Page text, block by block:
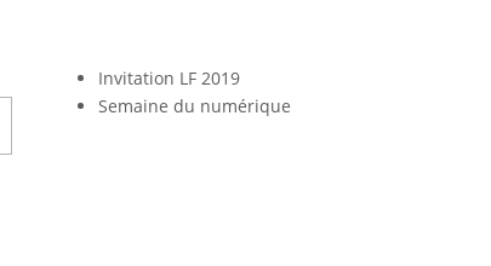
Invitation LF 2019
Semaine du numérique